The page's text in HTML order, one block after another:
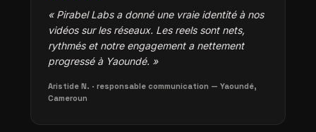
« Pirabel Labs a donné une vraie identité à nos
vidéos sur les réseaux. Les reels sont nets,
rythmés et notre engagement a nettement
progressé à Yaoundé. »
Aristide N. · responsable communication — Yaoundé,
Cameroun